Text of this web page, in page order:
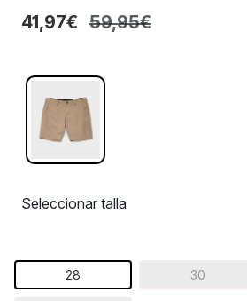
41,97€ 59,95€
Seleccionar talla
28 30